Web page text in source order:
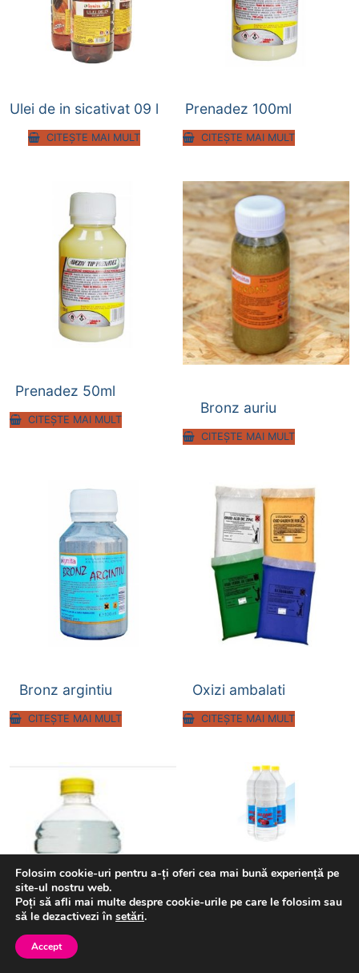
Ulei de in sicativat 09 l
CITEȘTE MAI MULT
Prenadez 100ml
CITEȘTE MAI MULT
Prenadez 50ml
CITEȘTE MAI MULT
Bronz auriu
CITEȘTE MAI MULT
Bronz argintiu
CITEȘTE MAI MULT
Oxizi ambalati
CITEȘTE MAI MULT
Diluant Auto 506
Folosim cookie-uri pentru a-ți oferi cea mai bună experiență pe
site-ul nostru web.
Poți să afli mai multe despre cookie-urile pe care le folosim sau
să le dezactivezi în setări.
Accept